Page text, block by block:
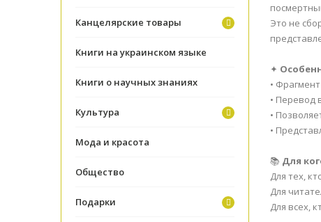
Это не
✦
•
• Перевод
•
•
📚 Для
Для тех,
Для
Для всех,
Канцелярские товары
Книги на украинском языке
Книги о научных знаниях
Культура
Мода и красота
Общество
Подарки